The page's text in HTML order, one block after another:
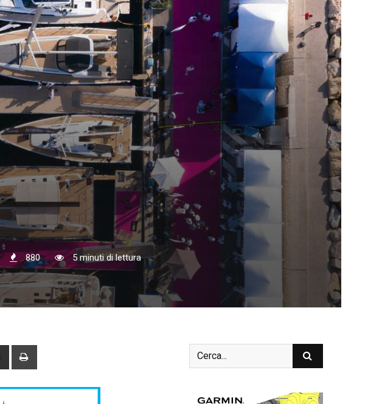
880 5 minuti di lettura
Share